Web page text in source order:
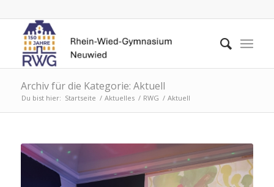
Archiv für die Kategorie: Aktuell
Du bist hier: Startseite / Aktuelles / RWG / Aktuell